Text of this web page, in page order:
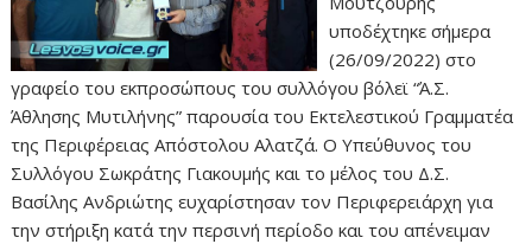
υποδέχτηκε σήμερα
(26/09/2022) στο
γραφείο του εκπροσώπους του συλλόγου βόλεϊ “Ά.Σ.
Άθλησης Μυτιλήνης” παρουσία του Εκτελεστικού Γραμματέα
της Περιφέρειας Απόστολου Αλατζά. Ο Υπεύθυνος του
Συλλόγου Σωκράτης Γιακουμής και το μέλος του Δ.Σ.
Βασίλης Ανδριώτης ευχαρίστησαν τον Περιφερειάρχη για
την στήριξη κατά την περσινή περίοδο και του απένειμαν